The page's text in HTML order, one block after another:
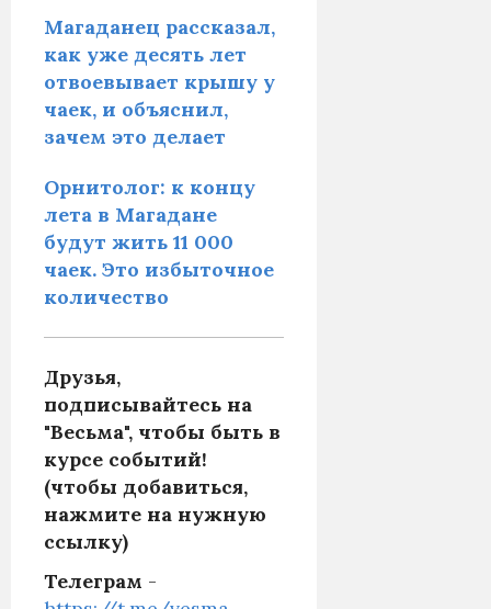
Магаданец рассказал,
как уже десять лет
отвоевывает крышу у
чаек, и объяснил,
зачем это делает
Орнитолог: к концу
лета в Магадане
будут жить 11 000
чаек. Это избыточное
количество
Друзья,
подписывайтесь на
"Весьма", чтобы быть в
курсе событий!
(чтобы добавиться,
нажмите на нужную
ссылку)
Телеграм -